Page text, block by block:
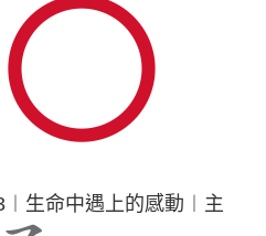
生命中遇上的感動︱主